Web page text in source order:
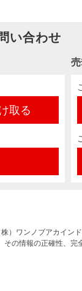
い合わせ
取る
）ワンノブアカイン
の情報の正確性、完